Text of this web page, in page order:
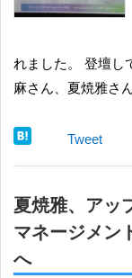
れました。 登壇し
麻さん、夏焼雅さ
Tweet
夏焼雅、アッ
マネージメン
へ